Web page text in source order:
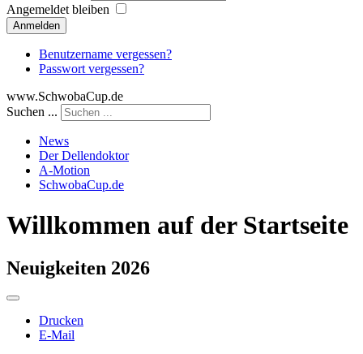
Angemeldet bleiben
Anmelden
Benutzername vergessen?
Passwort vergessen?
www.SchwobaCup.de
Suchen ...
News
Der Dellendoktor
A-Motion
SchwobaCup.de
Willkommen auf der Startseite
Neuigkeiten 2026
Drucken
E-Mail